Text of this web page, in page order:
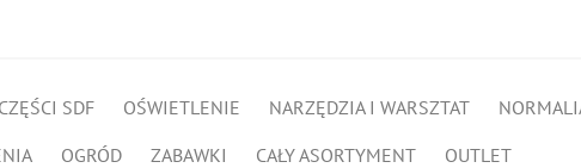
CZĘŚCI SDF OŚWIETLENIE NARZĘDZIA I WARSZTAT
OGRÓD ZABAWKI CAŁY ASORTYMENT OUTLET